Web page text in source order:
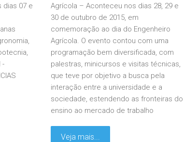
dias 07 e
-
Agrícola – Aconteceu nos dias 28, 29 e
30 de outubro de 2015, em
comemoração ao dia do Engenheiro
Agrícola. O evento contou com uma
programação bem diversificada, com
palestras, minicursos e visitas técnicas,
que teve por objetivo a busca pela
interação entre a universidade e a
sociedade, estendendo as fronteiras do
ensino ao mercado de trabalho
Veja mais...